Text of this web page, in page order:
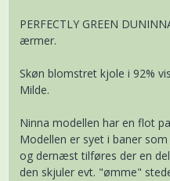
PERFECTLY GREEN
ærmer.
Skøn blomstret kjole i 92%
Milde.
Ninna modellen har en flot
Modellen er syet i baner
og dernæst tilføres der en
den skjuler evt. "ømme"